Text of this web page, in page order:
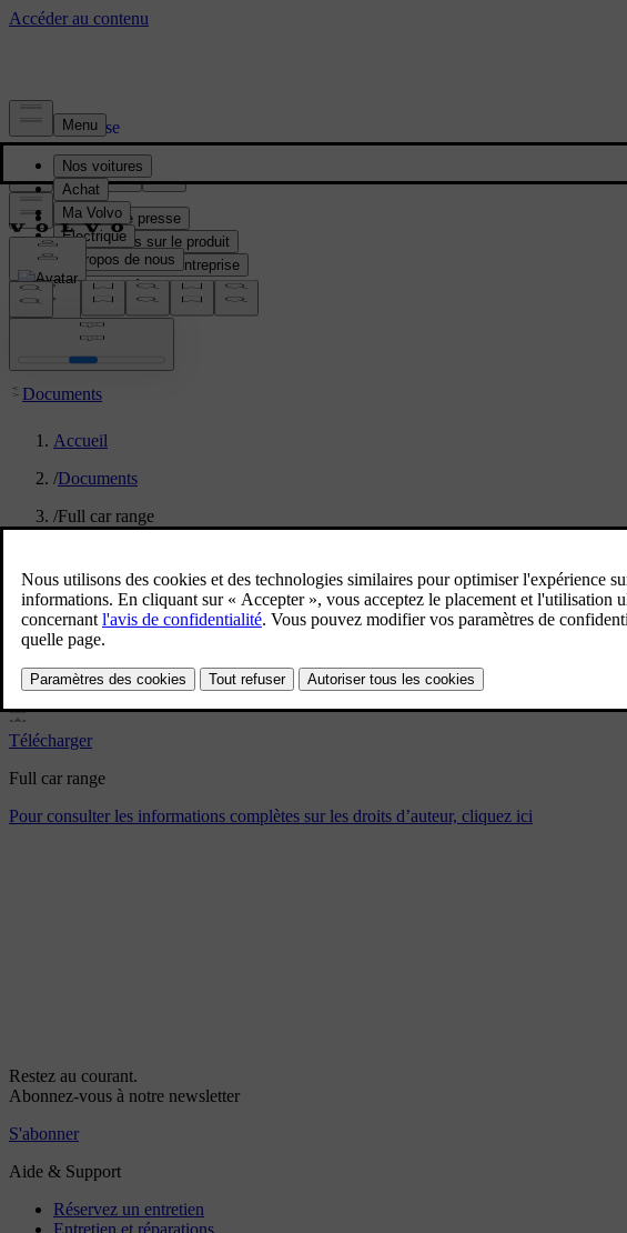
Média & Presse
Matériel de presse
Informations sur le produit
Informations sur l'entreprise
Contacts médias
location:
Documents
Accueil
/Documents
/Full car range
Full car range
4/29/2024
Signet
Télécharger
Full car range
Pour consulter les informations complètes sur les droits d’auteur, cliquez ici